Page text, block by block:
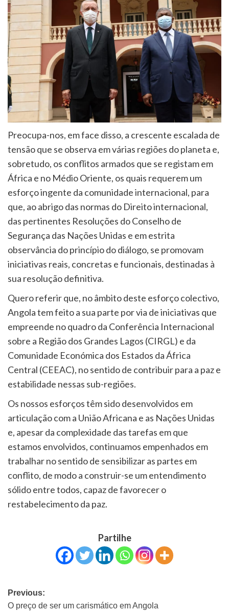
Preocupa-nos, em face disso, a crescente escalada de
tensão que se observa em várias regiões do planeta e,
sobretudo, os conflitos armados que se registam em
África e no Médio Oriente, os quais requerem um
esforço ingente da comunidade internacional, para
que, ao abrigo das normas do Direito internacional,
das pertinentes Resoluções do Conselho de
Segurança das Nações Unidas e em estrita
observância do princípio do diálogo, se promovam
iniciativas reais, concretas e funcionais, destinadas à
sua resolução definitiva.
Quero referir que, no âmbito deste esforço colectivo,
Angola tem feito a sua parte por via de iniciativas que
empreende no quadro da Conferência Internacional
sobre a Região dos Grandes Lagos (CIRGL) e da
Comunidade Económica dos Estados da África
Central (CEEAC), no sentido de contribuir para a paz e
estabilidade nessas sub-regiões.
Os nossos esforços têm sido desenvolvidos em
articulação com a União Africana e as Nações Unidas
e, apesar da complexidade das tarefas em que
estamos envolvidos, continuamos empenhados em
trabalhar no sentido de sensibilizar as partes em
conflito, de modo a construir-se um entendimento
sólido entre todos, capaz de favorecer o
restabelecimento da paz.
Partilhe
Previous:
O preço de ser um carismático em Angola